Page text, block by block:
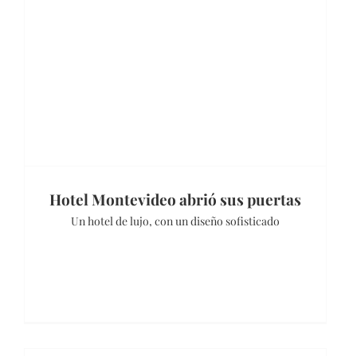
Hotel Montevideo abrió sus puertas
Un hotel de lujo, con un diseño sofisticado